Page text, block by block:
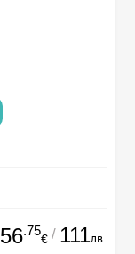
56.75
€ / 111лв.